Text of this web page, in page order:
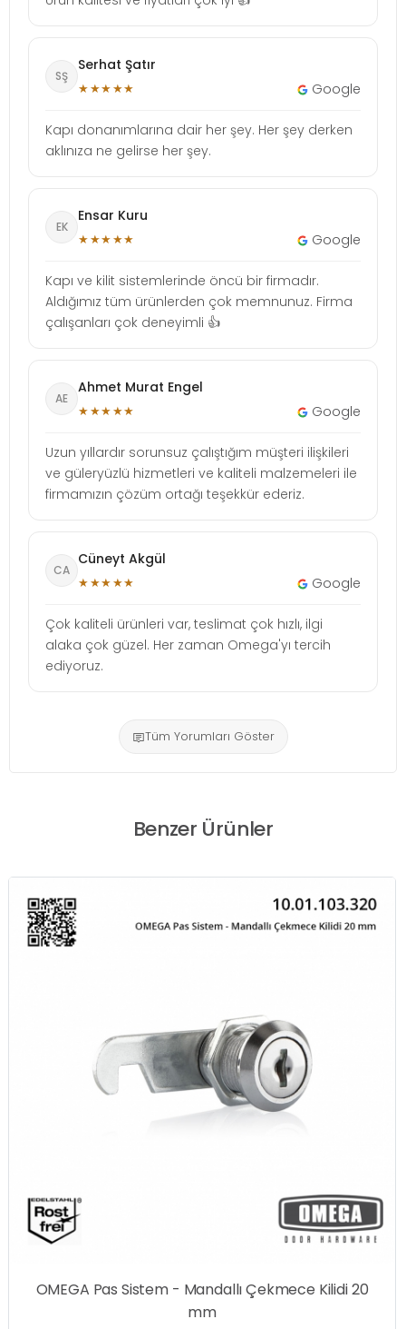
SŞ
Serhat Şatır
★★★★★ Google
Kapı donanımlarına dair her şey. Her şey derken
aklınıza ne gelirse her şey.
EK
Ensar Kuru
★★★★★ Google
Kapı ve kilit sistemlerinde öncü bir firmadır.
Aldığımız tüm ürünlerden çok memnunuz. Firma
çalışanları çok deneyimli 👍
AE
Ahmet Murat Engel
★★★★★ Google
Uzun yıllardır sorunsuz çalıştığım müşteri ilişkileri
ve güleryüzlü hizmetleri ve kaliteli malzemeleri ile
firmamızın çözüm ortağı teşekkür ederiz.
CA
Cüneyt Akgül
★★★★★ Google
Çok kaliteli ürünleri var, teslimat çok hızlı, ilgi
alaka çok güzel. Her zaman Omega'yı tercih
ediyoruz.
Tüm Yorumları Göster
Benzer Ürünler
Pas Sistem - Mandallı Çekmece Kilidi 20